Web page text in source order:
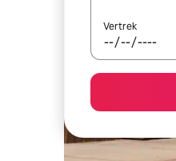
Vertrek